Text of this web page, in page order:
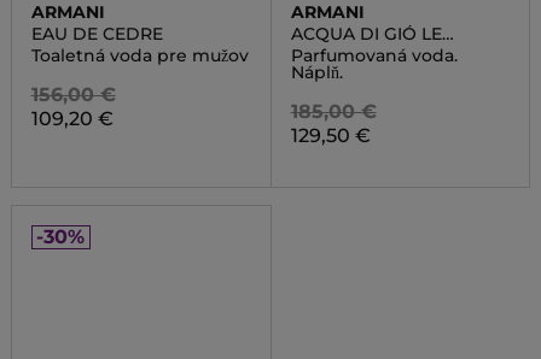
ARMANI
EAU DE CEDRE
Toaletná voda pre mužov
156,00 €
109,20 €
ARMANI
ACQUA DI GIÓ LE
PARFUM REFILL
Parfumovaná voda.
Náplň.
185,00 €
129,50 €
-30%